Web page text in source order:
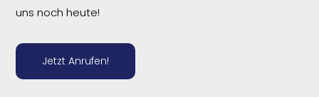
uns noch heute!
Jetzt Anrufen!